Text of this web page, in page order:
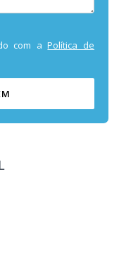
com aPolítica de